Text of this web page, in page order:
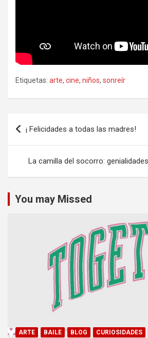
Etiquetas: arte, cine, niños, sonreír
Navegación
de
entradas
¡ Felicidades a todas las madres!
La camilla del socorro:
You may Missed
ARTE BAILE BLOG CURIOSIDADES